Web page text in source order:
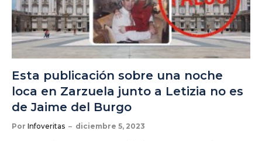
Esta publicación sobre una noche
loca en Zarzuela junto a Letizia no es
de Jaime del Burgo
Por Infoveritas diciembre 5, 2023